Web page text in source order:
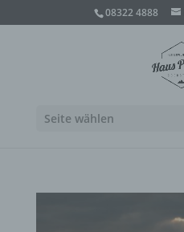
08322 4888
Seite wählen